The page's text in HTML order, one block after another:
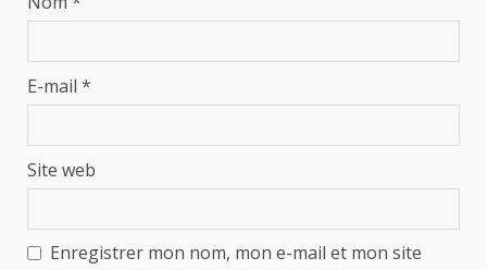
E-mail *
Site web
Enregistrer mon nom, mon e-mail et mon site